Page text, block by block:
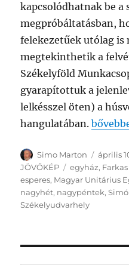
kapcsolódhatnak be a
megpróbáltatásban,
felekezetűek utólag
megtekinthetik a
Székelyföld
gyarapítottuk a
lelkésszel öten) a
hangulatában.
Szerző
Simo Marton április
JÖVŐKÉP
Címke
egyház,
esperes, Magyar Unitárius
nagyhét, nagypéntek,
Székelyudvarhely